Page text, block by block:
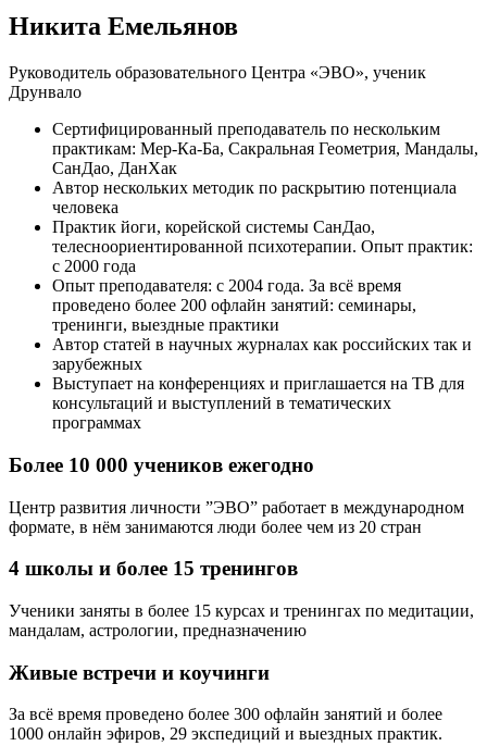
Никита Емельянов
Руководитель образовательного Центра «ЭВО», ученик
Друнвало
Сертифицированный преподаватель по нескольким
практикам: Мер-Ка-Ба, Сакральная Геометрия, Мандалы,
СанДао, ДанХак
Автор нескольких методик по раскрытию потенциала
человека
Практик йоги, корейской системы СанДао,
телесноориентированной психотерапии. Опыт практик:
с 2000 года
Опыт преподавателя: с 2004 года. За всё время
проведено более 200 офлайн занятий: семинары,
тренинги, выездные практики
Автор статей в научных журналах как российских так и
зарубежных
Выступает на конференциях и приглашается на ТВ для
консультаций и выступлений в тематических
программах
Более 10 000 учеников ежегодно
Центр развития личности ”ЭВО” работает в международном
формате, в нём занимаются люди более чем из 20 стран
4 школы и более 15 тренингов
Ученики заняты в более 15 курсах и тренингах по медитации,
мандалам, астрологии, предназначению
Живые встречи и коучинги
За всё время проведено более 300 офлайн занятий и более
1000 онлайн эфиров, 29 экспедиций и выездных практик.